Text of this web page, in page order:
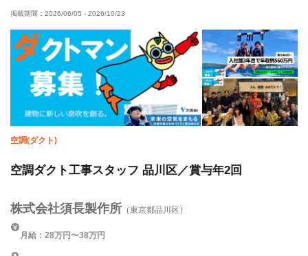
土日休み
掲載期間： 2026/06/05 - 2026/10/23
空調(ダクト)
空調ダクト工事スタッフ 品川区／賞与年2回
株式会社須長製作所 （東京都品川区）
月給：28万円〜38万円